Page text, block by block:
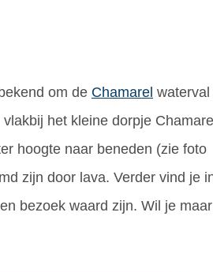
om de Chamarel
het kleine dorpje
hoogte naar beneden (zie foto
zijn door lava. Verder vind je
bezoek waard zijn. Wil je